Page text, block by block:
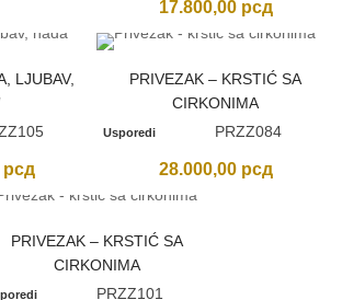
17.800,00 рсд
LJUBAV,
рсд
PRIVEZAK – KRSTIĆ SA
CIRKONIMA
Usporedi PRZZ084
28.000,00 рсд
PRIVEZAK – KRSTIĆ SA
CIRKONIMA
PRZZ101